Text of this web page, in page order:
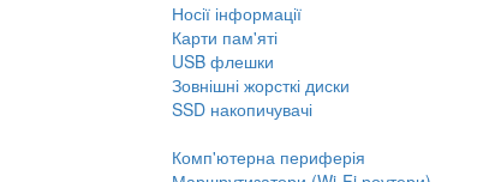
Носії інформації
Карти пам'яті
USB флешки
Зовнішні жорсткі диски
SSD накопичувачі
Комп'ютерна периферія